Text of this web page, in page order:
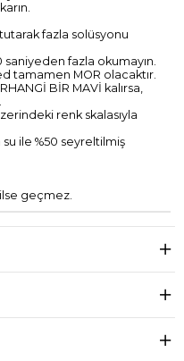
fazla solüsyonu
fazla okumayın.
tamamen MOR olacaktır.
BİR MAVİ kalırsa,
renk skalasıyla
ile %50 seyreltilmiş
geçmez.